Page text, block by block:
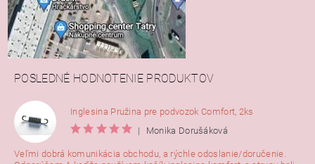
POSLEDNÉ HODNOTENIE PRODUKTOV
Inglesina Pružina pre podvozok Comfort, 2ks
|
Monika Dorušáková
Veľmi dobrá komunikácia obchodu, a rýchle odoslanie/doručenie.